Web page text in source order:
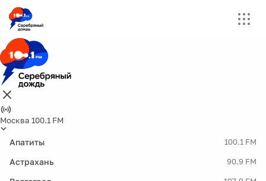
Москва 100.1 FM
Апатиты 100.1 FM
Астрахань 90.9 FM